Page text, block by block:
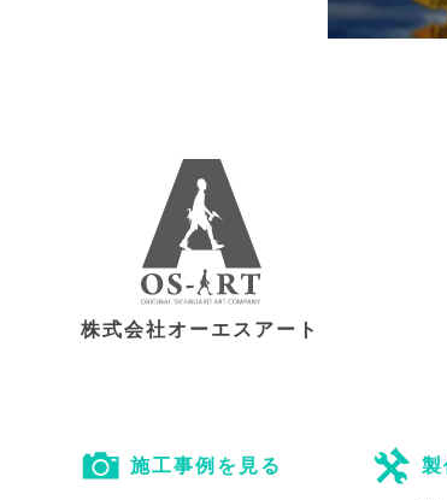
株式会社オーエスアート
施工事例を見る 製